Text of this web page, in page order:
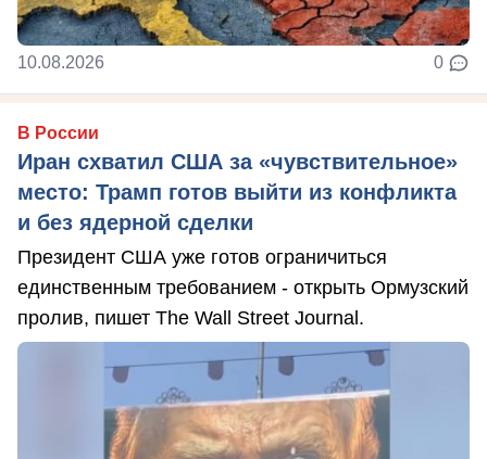
10.08.2026 0
В России
Иран схватил США за «чувствительное»
место: Трамп готов выйти из конфликта
и без ядерной сделки
Президент США уже готов ограничиться
единственным требованием - открыть Ормузский
пролив, пишет The Wall Street Journal.